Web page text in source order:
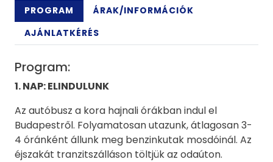
PROGRAM
ÁRAK/INFORMÁCIÓK
AJÁNLATKÉRÉS
Program:
1. NAP: ELINDULUNK
Az autóbusz a kora hajnali órákban indul el
Budapestről. Folyamatosan utazunk, átlagosan 3-
4 óránként állunk meg benzinkutak mosdóinál. Az
éjszakát tranzitszálláson töltjük az odaúton.